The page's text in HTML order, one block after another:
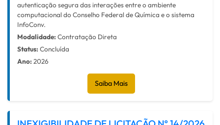
autenticação segura das interações entre o ambiente
computacional do Conselho Federal de Química e o sistema
InfoConv.
Modalidade: Contratação Direta
Status: Concluída
Ano: 2026
Saiba Mais